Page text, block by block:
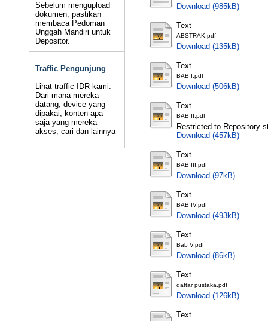
Sebelum mengupload
dokumen, pastikan
membaca Pedoman
Unggah Mandiri untuk
Depositor.
Traffic Pengunjung
Lihat traffic IDR kami.
Dari mana mereka
datang, device yang
dipakai, konten apa
saja yang mereka
akses, cari dan lainnya
Download (985kB)
Text
ABSTRAK.pdf
Download (135kB)
Text
BAB I.pdf
Download (506kB)
Text
BAB II.pdf
Restricted to Repository
Download (457kB)
Text
BAB III.pdf
Download (97kB)
Text
BAB IV.pdf
Download (493kB)
Text
Bab V.pdf
Download (86kB)
Text
daftar pustaka.pdf
Download (126kB)
Text